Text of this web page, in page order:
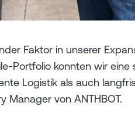
Faktor in unserer
Portfolio konnten wir
Logistik als auch
Manager von ANTHBOT.